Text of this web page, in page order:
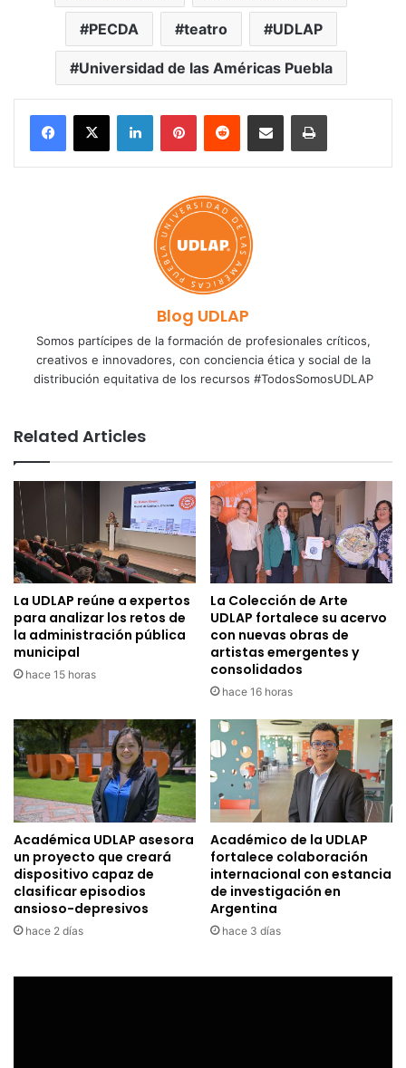
PECDA teatro UDLAP
Universidad de las Américas Puebla
LinkedInPinterestReddit Share via Email Print
Blog UDLAP
Somos partícipes de la formación de profesionales críticos,
creativos e innovadores, con conciencia ética y social de la
distribución equitativa de los recursos #TodosSomosUDLAP
Related Articles
La UDLAP reúne a expertos
para analizar los retos de
la administración pública
municipal
hace 15 horas
La Colección de Arte
UDLAP fortalece su acervo
con nuevas obras de
artistas emergentes y
consolidados
hace 16 horas
Académica UDLAP asesora
un proyecto que creará
dispositivo capaz de
clasificar episodios
ansioso-depresivos
hace 2 días
Académico de la UDLAP
fortalece colaboración
internacional con estancia
de investigación en
Argentina
hace 3 días